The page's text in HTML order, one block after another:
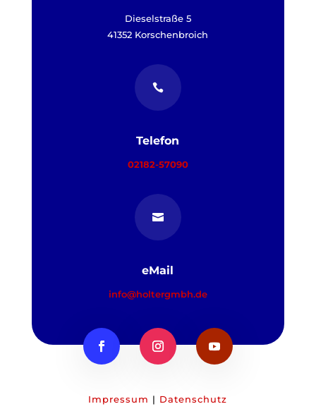
Dieselstraße 5
41352 Korschenbroich

Telefon
02182-57090

eMail
info@holtergmbh.de
Impressum | Datenschutz